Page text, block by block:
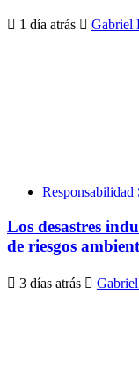
1 día atrás Gabriel
Responsabilidad
Los desastres
de riesgos
3 días atrás